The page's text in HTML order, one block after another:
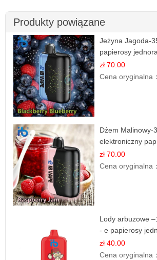
Produkty powiązane
Jeżyna Jagoda-
papierosy
zł 70.00
Cena oryginalna
Dżem Malinowy-
elektroniczny
zł 70.00
Cena oryginalna
Lody arbuzowe
- e papierosy
zł 40.00
Cena oryginalna